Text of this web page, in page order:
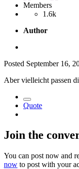
Members
1.6k
Author
Posted September 16,
Aber vielleicht passen
Quote
Join the
You can post now and
now to post with your